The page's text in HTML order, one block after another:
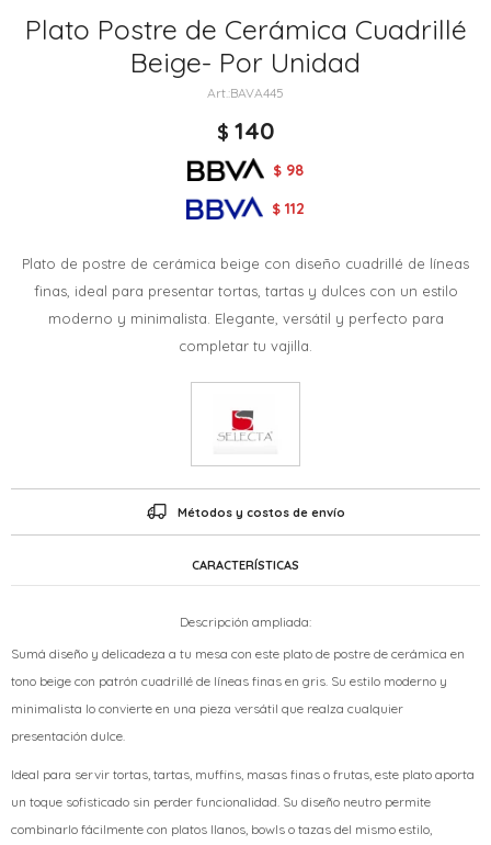
Plato Postre de Cerámica Cuadrillé
Beige- Por Unidad
BAVA445
$ 140
$ 98
$ 112
Plato de postre de cerámica beige con diseño cuadrillé de líneas
finas, ideal para presentar tortas, tartas y dulces con un estilo
moderno y minimalista. Elegante, versátil y perfecto para
completar tu vajilla.
Métodos y costos de envío
CARACTERÍSTICAS
Descripción ampliada:
Sumá diseño y delicadeza a tu mesa con este plato de postre de cerámica en
tono beige con patrón cuadrillé de líneas finas en gris. Su estilo moderno y
minimalista lo convierte en una pieza versátil que realza cualquier
presentación dulce.
Ideal para servir tortas, tartas, muffins, masas finas o frutas, este plato aporta
un toque sofisticado sin perder funcionalidad. Su diseño neutro permite
combinarlo fácilmente con platos llanos, bowls o tazas del mismo estilo,